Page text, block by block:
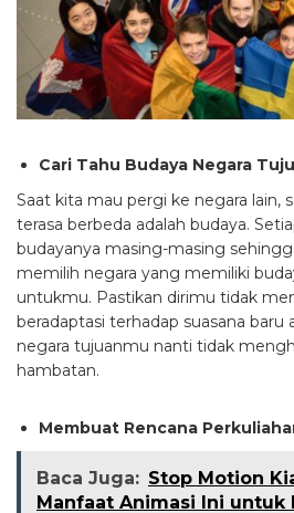
Cari Tahu Budaya Negara
Saat kita mau pergi ke negara lain,
terasa berbeda adalah budaya.
budayanya masing-masing
memilih negara yang memiliki
untukmu. Pastikan dirimu tidak
beradaptasi terhadap suasana
negara tujuanmu nanti tidak
hambatan.
Membuat Rencana
Baca Juga: Stop Motion
Manfaat Animasi Ini untuk